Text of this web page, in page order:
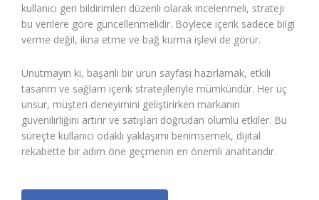
kullanıcı geri bildirimleri düzenli olarak incelenmeli, strateji
bu verilere göre güncellenmelidir. Böylece içerik sadece bilgi
verme değil, ikna etme ve bağ kurma işlevi de görür.
Unutmayın ki, başarılı bir ürün sayfası hazırlamak, etkili
tasarım ve sağlam içerik stratejileriyle mümkündür. Her üç
unsur, müşteri deneyimini geliştirirken markanın
güvenilirliğini artırır ve satışları doğrudan olumlu etkiler. Bu
süreçte kullanıcı odaklı yaklaşımı benimsemek, dijital
rekabette bir adım öne geçmenin en önemli anahtarıdır.